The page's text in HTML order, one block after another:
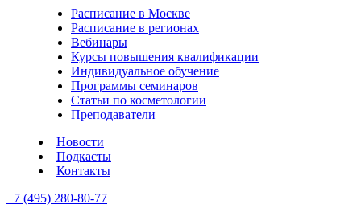
Расписание в Москве
Расписание в регионах
Вебинары
Курсы повышения квалификации
Индивидуальное обучение
Программы семинаров
Статьи по косметологии
Преподаватели
Новости
Подкасты
Контакты
+7 (495) 280-80-77